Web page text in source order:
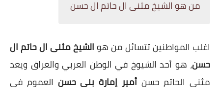
من هو الشيخ مثنى ال حاتم ال حسن
اغلب المواطنين تتسائل من هوالشيخ مثنى ال حاتم ال
حسن، هو أحد الشيوخ في الوطن العربي والعراق ويعد
مثنى الحاتم حسنأمير إمارة بني حسن العموم في